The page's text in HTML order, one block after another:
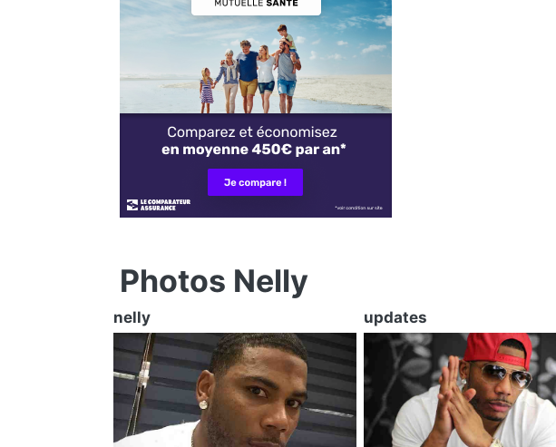
Photos Nelly
nelly updates